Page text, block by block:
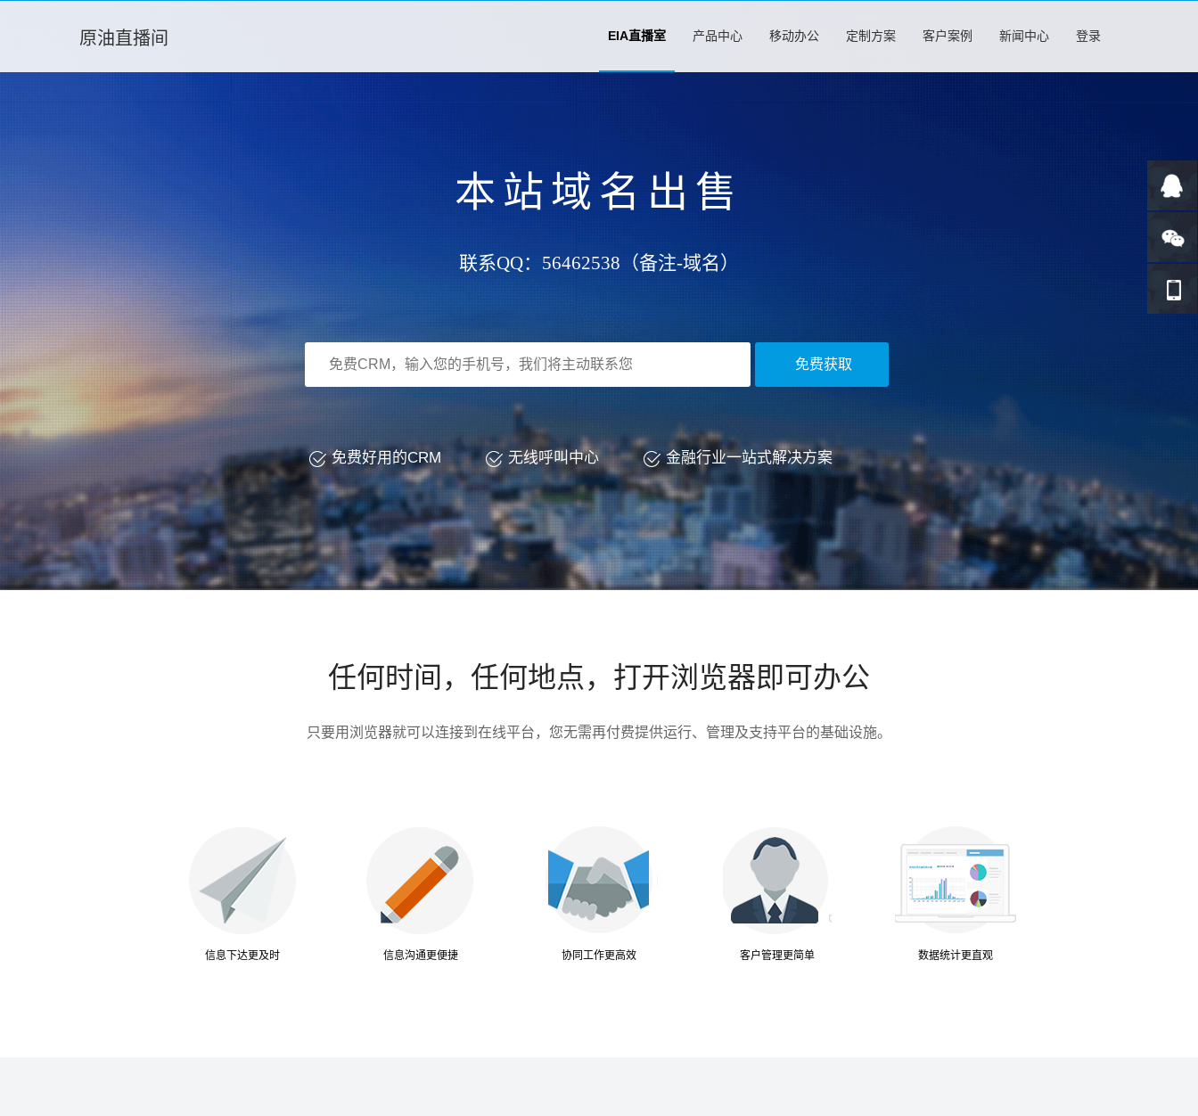
原油直播间 EIA直播室 产品中心 移动办公 定制方案 客户案例 新闻中心 登录
本站域名出售
联系QQ：56462538（备注-域名）
免费好用的CRM 无线呼叫中心 金融行业一站式解决方案
任何时间，任何地点，打开浏览器即可办公
只要用浏览器就可以连接到在线平台，您无需再付费提供运行、管理及支持平台的基础设施。
信息下达更及时 信息沟通更便捷 协同工作更高效 客户管理更简单 数据统计更直观